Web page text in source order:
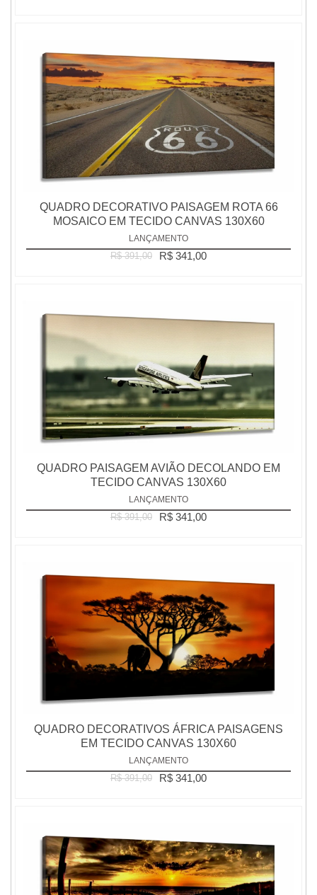
QUADRO DECORATIVO PAISAGEM ROTA 66
MOSAICO EM TECIDO CANVAS 130X60
LANÇAMENTO
R$ 391,00 R$ 341,00
QUADRO PAISAGEM AVIÃO DECOLANDO EM
TECIDO CANVAS 130X60
LANÇAMENTO
R$ 391,00 R$ 341,00
QUADRO DECORATIVOS ÁFRICA PAISAGENS
EM TECIDO CANVAS 130X60
LANÇAMENTO
R$ 391,00 R$ 341,00